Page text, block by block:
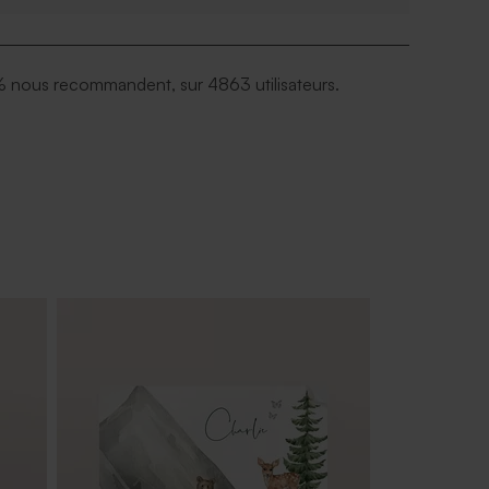
nous recommandent, sur 4863 utilisateurs.